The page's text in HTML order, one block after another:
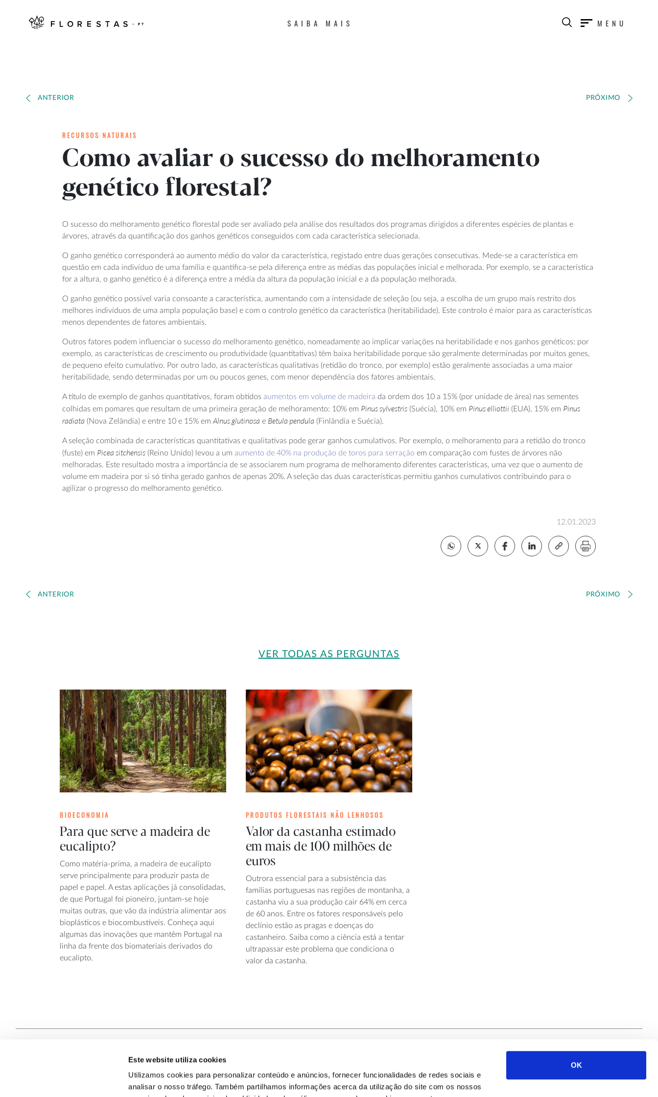
Este website utiliza cookies
Utilizamos cookies para personalizar conteúdo e anúncios, fornecer funcionalidades de redes sociais e
analisar o nosso tráfego. Também partilhamos informações acerca da utilização do site com os nossos
OK
SAIBA MAIS MENU
ANTERIOR PRÓXIMO
RECURSOS NATURAIS
Como avaliar o sucesso do melhoramento
genético florestal?
O sucesso do melhoramento genético florestal pode ser avaliado pela análise dos resultados dos programas dirigidos a diferentes espécies de plantas e
árvores, através da quantificação dos ganhos genéticos conseguidos com cada característica selecionada.
O ganho genético corresponderá ao aumento médio do valor da característica, registado entre duas gerações consecutivas. Mede-se a característica em
questão em cada indivíduo de uma família e quantifica-se pela diferença entre as médias das populações inicial e melhorada. Por exemplo, se a característica
for a altura, o ganho genético é a diferença entre a média da altura da população inicial e a da população melhorada.
O ganho genético possível varia consoante a característica, aumentando com a intensidade de seleção (ou seja, a escolha de um grupo mais restrito dos
melhores indivíduos de uma ampla população base) e com o controlo genético da característica (heritabilidade). Este controlo é maior para as características
menos dependentes de fatores ambientais.
Outros fatores podem influenciar o sucesso do melhoramento genético, nomeadamente ao implicar variações na heritabilidade e nos ganhos genéticos: por
exemplo, as características de crescimento ou produtividade (quantitativas) têm baixa heritabilidade porque são geralmente determinadas por muitos genes,
de pequeno efeito cumulativo. Por outro lado, as características qualitativas (retidão do tronco, por exemplo) estão geralmente associadas a uma maior
heritabilidade, sendo determinadas por um ou poucos genes, com menor dependência dos fatores ambientais.
A título de exemplo de ganhos quantitativos, foram obtidos aumentos em volume de madeira da ordem dos 10 a 15% (por unidade de área) nas sementes
colhidas em pomares que resultam de uma primeira geração de melhoramento: 10% em Pinus sylvestris (Suécia), 10% em Pinus elliottii (EUA), 15% em Pinus
radiata (Nova Zelândia) e entre 10 e 15% em Alnus glutinosa e Betula pendula (Finlândia e Suécia).
A seleção combinada de características quantitativas e qualitativas pode gerar ganhos cumulativos. Por exemplo, o melhoramento para a retidão do tronco
(fuste) em Picea sitchensis (Reino Unido) levou a um aumento de 40% na produção de toros para serração em comparação com fustes de árvores não
melhoradas. Este resultado mostra a importância de se associarem num programa de melhoramento diferentes características, uma vez que o aumento de
volume em madeira por si só tinha gerado ganhos de apenas 20%. A seleção das duas características permitiu ganhos cumulativos contribuindo para o
agilizar o progresso do melhoramento genético.
12.01.2023
ANTERIOR PRÓXIMO
VER TODAS AS PERGUNTAS
BIOECONOMIA
Para que serve a madeira de
eucalipto?
Como matéria-prima, a madeira de eucalipto
serve principalmente para produzir pasta de
papel e papel. A estas aplicações já consolidadas,
de que Portugal foi pioneiro, juntam-se hoje
muitas outras, que vão da indústria alimentar aos
bioplásticos e biocombustíveis. Conheça aqui
algumas das inovações que mantêm Portugal na
linha da frente dos biomateriais derivados do
eucalipto.
PRODUTOS FLORESTAIS NÃO LENHOSOS
Valor da castanha estimado
em mais de 100 milhões de
euros
Outrora essencial para a subsistência das
famílias portuguesas nas regiões de montanha, a
castanha viu a sua produção cair 64% em cerca
de 60 anos. Entre os fatores responsáveis pelo
declínio estão as pragas e doenças do
castanheiro. Saiba como a ciência está a tentar
ultrapassar este problema que condiciona o
valor da castanha.
Contacte-nos
Quem Somos
Política de Privacidade
Política de Cookies